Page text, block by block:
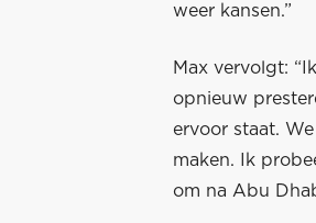
weer kansen.”
Max vervolgt:
opnieuw
ervoor staat.
maken. Ik
om na Abu